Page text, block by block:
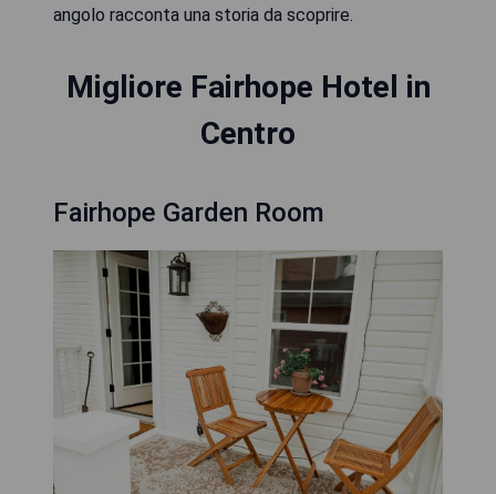
angolo racconta una storia da scoprire.
Migliore Fairhope Hotel in
Centro
Fairhope Garden Room